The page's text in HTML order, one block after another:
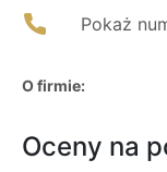
Pokaż
O firmie:
Oceny na